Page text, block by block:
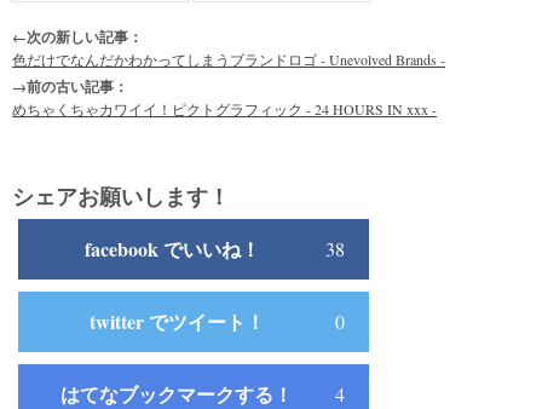
←次の新しい記事：
色だけでなんだかわかってしまうブランドロゴ - Unevolved Brands -
→前の古い記事：
めちゃくちゃカワイイ！ピクトグラフィック - 24 HOURS IN xxx -
シェアお願いします！
facebook でいいね！ 38
twitter でツイート！ 0
はてなブックマークする！ 4